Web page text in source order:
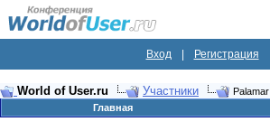
Вход Регистрация
World of User.ru Участники
Palamar
Главная